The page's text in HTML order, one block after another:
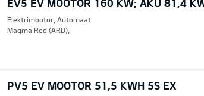
EV5 EV MOOTOR 160 KW; AKU 81,4
Elektrimootor, Automaat
Magma Red (ARD),
PV5 EV MOOTOR 51,5 KWH 5S EX